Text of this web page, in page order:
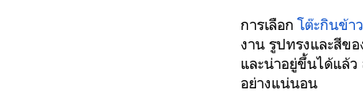
การเลือกโต๊ะกินข้าว
งาน รูปทรงและสีข
และน่าอยู่ขึ้นได้แล้ว
อย่างแน่นอน